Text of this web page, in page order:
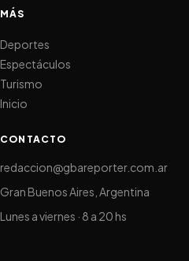
MÁS
Deportes
Espectáculos
Turismo
Inicio
CONTACTO
redaccion@gbareporter.com.ar
Gran Buenos Aires, Argentina
Lunes a viernes · 8 a 20 hs